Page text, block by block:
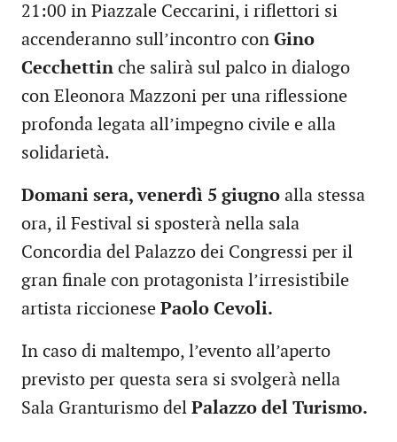
21:00 in Piazzale Ceccarini, i riflettori si
accenderanno sull’incontro con Gino
Cecchettin che salirà sul palco in dialogo
con Eleonora Mazzoni per una riflessione
profonda legata all’impegno civile e alla
solidarietà.
Domani sera, venerdì 5 giugno alla stessa
ora, il Festival si sposterà nella sala
Concordia del Palazzo dei Congressi per il
gran finale con protagonista l’irresistibile
artista riccionese Paolo Cevoli.
In caso di maltempo, l’evento all’aperto
previsto per questa sera si svolgerà nella
Sala Granturismo del Palazzo del Turismo.